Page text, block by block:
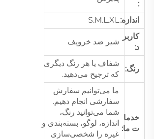
:
اندازه: S.M.L.XL
کاربر
د:
شیر ضد خروپف
رنگ:
شفاف یا هر رنگ دیگری
که ترجیح می‌دهید.
خدما
ت ما:
ما می‌توانیم سفارش
سفارشی انجام دهیم.
شما می‌توانید رنگ،
اندازه، لوگو، بسته‌بندی و
غیره را شخصی‌سازی